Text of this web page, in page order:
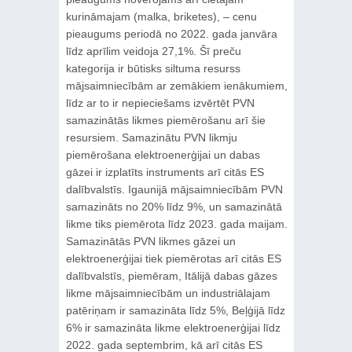
kurināmajam (malka, briketes), – cenu
pieaugums periodā no 2022. gada janvāra
līdz aprīlim veidoja 27,1%. Šī preču
kategorija ir būtisks siltuma resurss
mājsaimniecībām ar zemākiem ienākumiem,
līdz ar to ir nepieciešams izvērtēt PVN
samazinātās likmes piemērošanu arī šie
resursiem. Samazinātu PVN likmju
piemērošana elektroenerģijai un dabas
gāzei ir izplatīts instruments arī citās ES
dalībvalstīs. Igaunijā mājsaimniecībām PVN
samazināts no 20% līdz 9%, un samazinātā
likme tiks piemērota līdz 2023. gada maijam.
Samazinātās PVN likmes gāzei un
elektroenerģijai tiek piemērotas arī citās ES
dalībvalstīs, piemēram, Itālijā dabas gāzes
likme mājsaimniecībām un industriālajam
patēriņam ir samazināta līdz 5%, Beļģijā līdz
6% ir samazināta likme elektroenerģijai līdz
2022. gada septembrim, kā arī citās ES